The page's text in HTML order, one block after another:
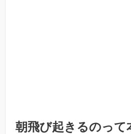
朝飛び起きるのって